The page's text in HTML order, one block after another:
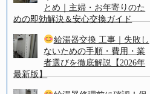
とめ｜主婦・お年寄りのた
めの即効解決＆安心交換ガイド
給湯器交換 工事｜失敗し
ないための手順・費用・業
者選びを徹底解説【2026年
最新版】